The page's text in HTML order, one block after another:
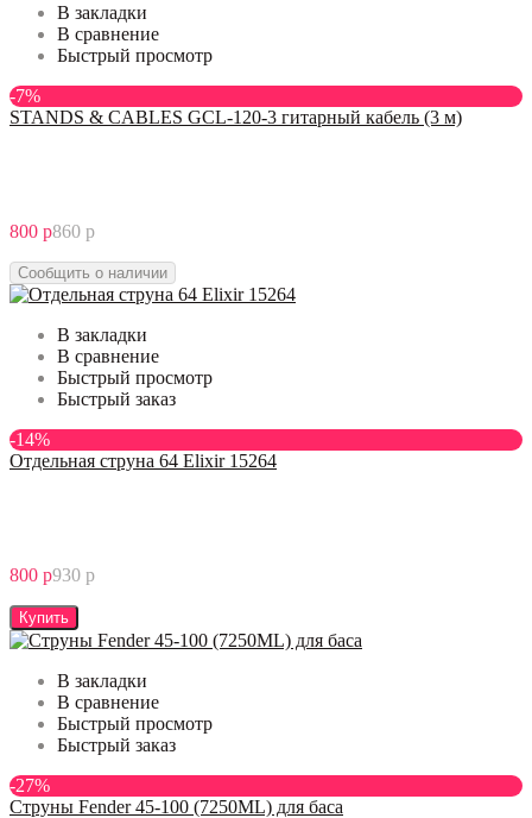
В закладки
В сравнение
Быстрый просмотр
-7%
STANDS & CABLES GCL-120-3 гитарный кабель (3 м)
800 р860 р
Сообщить о наличии
В закладки
В сравнение
Быстрый просмотр
Быстрый заказ
-14%
Отдельная струна 64 Elixir 15264
800 р930 р
Купить
В закладки
В сравнение
Быстрый просмотр
Быстрый заказ
-27%
Струны Fender 45-100 (7250ML) для баса